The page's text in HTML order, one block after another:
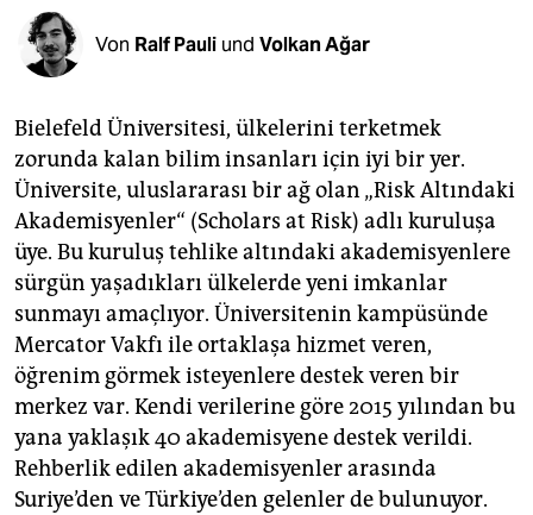
fragen & hilfe
unterstützen
abo
genossenschaft
epaper login
Von Ralf Pauli und Volkan Ağar
Bielefeld Üniversitesi, ülkelerini terketmek
zorunda kalan bilim insanları için iyi bir yer.
Üniversite, uluslararası bir ağ olan „Risk Altındaki
Akademisyenler“ (Scholars at Risk) adlı kuruluşa
üye. Bu kuruluş tehlike altındaki akademisyenlere
sürgün yaşadıkları ülkelerde yeni imkanlar
sunmayı amaçlıyor. Üniversitenin kampüsünde
Mercator Vakfı ile ortaklaşa hizmet veren,
öğrenim görmek isteyenlere destek veren bir
merkez var. Kendi verilerine göre 2015 yılından bu
yana yaklaşık 40 akademisyene destek verildi.
Rehberlik edilen akademisyenler arasında
Suriye’den ve Türkiye’den gelenler de bulunuyor.